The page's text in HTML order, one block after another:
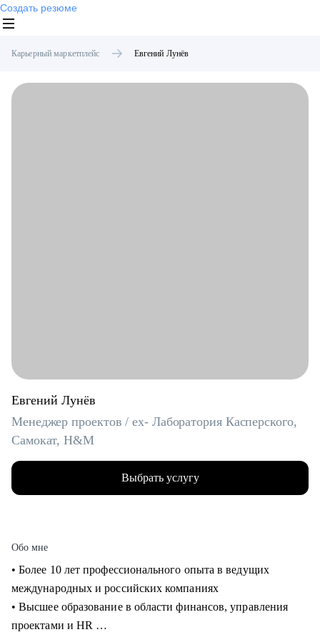
Создать резюме
Карьерный маркетплейс Евгений Лунёв
Евгений Лунёв
Менеджер проектов / ex- Лаборатория Касперского,
Самокат, H&M
Выбрать услугу
Обо мне
• Более 10 лет профессионального опыта в ведущих
международных и российских компаниях
• Высшее образование в области финансов, управления
проектами и HR